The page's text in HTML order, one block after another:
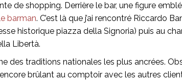
de shopping. Derrière le bar, une figure
barman. C’est là que j’ai rencontré Riccardo
historique piazza della Signoria) puis au
Libertà.
des traditions nationales les plus ancrées.
brûlant au comptoir avec les autres